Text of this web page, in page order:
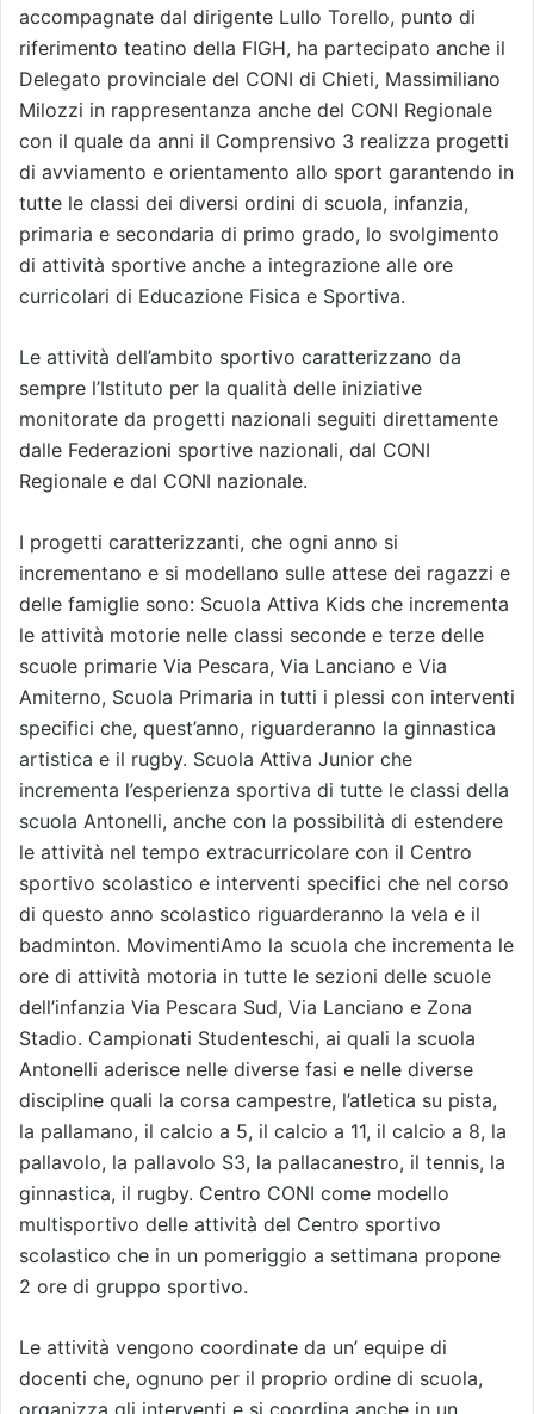
accompagnate dal dirigente Lullo Torello, punto di
riferimento teatino della FIGH, ha partecipato anche il
Delegato provinciale del CONI di Chieti, Massimiliano
Milozzi in rappresentanza anche del CONI Regionale
con il quale da anni il Comprensivo 3 realizza progetti
di avviamento e orientamento allo sport garantendo in
tutte le classi dei diversi ordini di scuola, infanzia,
primaria e secondaria di primo grado, lo svolgimento
di attività sportive anche a integrazione alle ore
curricolari di Educazione Fisica e Sportiva.
Le attività dell’ambito sportivo caratterizzano da
sempre l’Istituto per la qualità delle iniziative
monitorate da progetti nazionali seguiti direttamente
dalle Federazioni sportive nazionali, dal CONI
Regionale e dal CONI nazionale.
I progetti caratterizzanti, che ogni anno si
incrementano e si modellano sulle attese dei ragazzi e
delle famiglie sono: Scuola Attiva Kids che incrementa
le attività motorie nelle classi seconde e terze delle
scuole primarie Via Pescara, Via Lanciano e Via
Amiterno, Scuola Primaria in tutti i plessi con interventi
specifici che, quest’anno, riguarderanno la ginnastica
artistica e il rugby. Scuola Attiva Junior che
incrementa l’esperienza sportiva di tutte le classi della
scuola Antonelli, anche con la possibilità di estendere
le attività nel tempo extracurricolare con il Centro
sportivo scolastico e interventi specifici che nel corso
di questo anno scolastico riguarderanno la vela e il
badminton. MovimentiAmo la scuola che incrementa le
ore di attività motoria in tutte le sezioni delle scuole
dell’infanzia Via Pescara Sud, Via Lanciano e Zona
Stadio. Campionati Studenteschi, ai quali la scuola
Antonelli aderisce nelle diverse fasi e nelle diverse
discipline quali la corsa campestre, l’atletica su pista,
la pallamano, il calcio a 5, il calcio a 11, il calcio a 8, la
pallavolo, la pallavolo S3, la pallacanestro, il tennis, la
ginnastica, il rugby. Centro CONI come modello
multisportivo delle attività del Centro sportivo
scolastico che in un pomeriggio a settimana propone
2 ore di gruppo sportivo.
Le attività vengono coordinate da un’ equipe di
docenti che, ognuno per il proprio ordine di scuola,
organizza gli interventi e si coordina anche in un